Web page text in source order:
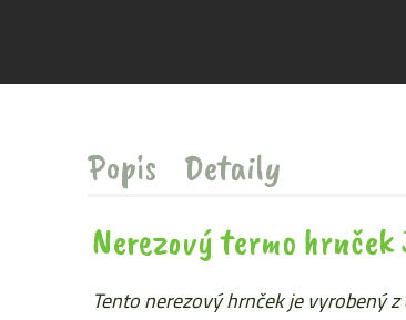
Popis
Detaily
Nerezový termo
Tento nerezový hrnček je vyrobený